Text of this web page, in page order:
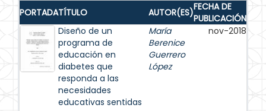
PORTADATÍTULO AUTOR(ES)FECHA DE
PUBLICACIÓN
Diseño de un
programa de
educación en
diabetes que
responda a las
necesidades
educativas sentidas
María
Berenice
Guerrero
López
nov-2018